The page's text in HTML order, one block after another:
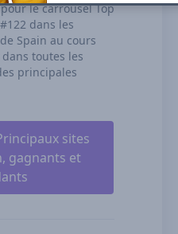
le carrousel Top
dans les
Spain au cours
toutes les
principales
sites
gagnants et